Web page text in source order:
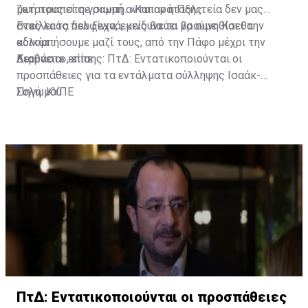
ζωή τους στη γραμμή αντιπαράταξης.
μετατραπεί σε σιωπή. «Και αν η Πολιτεία δεν μας
στείλει τα δελφίνια, εμείς θα τα βρούμε. Και θα
κολυμπήσουμε μαζί τους, από την Πάφο μέχρι την
Κερύνεια», είπε.
Ένας λαός που ξεχνά, κινδυνεύει να συνηθίσει την
αδικία.
Διαβάστε επίσης: ΠτΔ: Εντατικοποιούνται οι
προσπάθειες για τα εντάλματα σύλληψης Ισαάκ-
Σολωμού
Πηγή: ΚΥΠΕ
ΠτΔ: Εντατικοποιούνται οι προσπάθειες